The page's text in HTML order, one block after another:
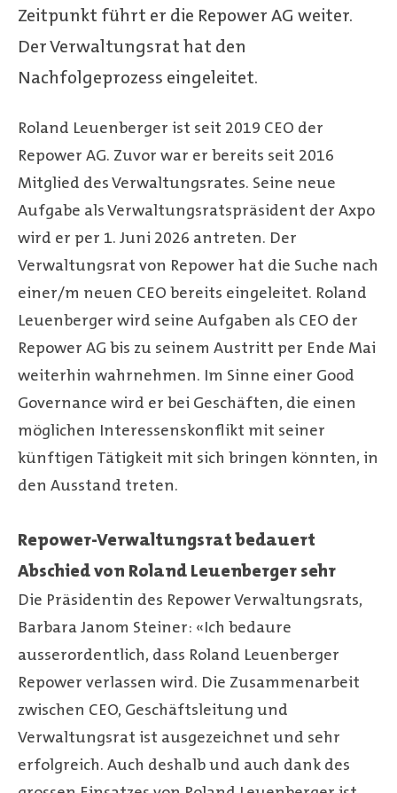
Zeitpunkt führt er die Repower AG weiter.
Der Verwaltungsrat hat den
Nachfolgeprozess eingeleitet.
Roland Leuenberger ist seit 2019 CEO der
Repower AG. Zuvor war er bereits seit 2016
Mitglied des Verwaltungsrates. Seine neue
Aufgabe als Verwaltungsratspräsident der Axpo
wird er per 1. Juni 2026 antreten. Der
Verwaltungsrat von Repower hat die Suche nach
einer/m neuen CEO bereits eingeleitet. Roland
Leuenberger wird seine Aufgaben als CEO der
Repower AG bis zu seinem Austritt per Ende Mai
weiterhin wahrnehmen. Im Sinne einer Good
Governance wird er bei Geschäften, die einen
möglichen Interessenskonflikt mit seiner
künftigen Tätigkeit mit sich bringen könnten, in
den Ausstand treten.
Repower-Verwaltungsrat bedauert
Abschied von Roland Leuenberger sehr
Die Präsidentin des Repower Verwaltungsrats,
Barbara Janom Steiner: «Ich bedaure
ausserordentlich, dass Roland Leuenberger
Repower verlassen wird. Die Zusammenarbeit
zwischen CEO, Geschäftsleitung und
Verwaltungsrat ist ausgezeichnet und sehr
erfolgreich. Auch deshalb und auch dank des